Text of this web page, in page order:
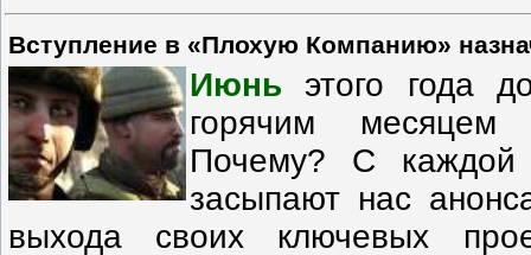
Вступление в «Плохую Компанию»
Июньэтого года
горячим
Почему? С каждой
засыпают нас
выхода своих ключевых